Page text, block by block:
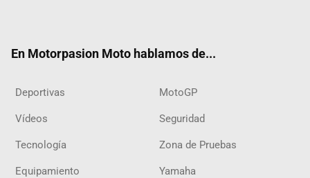
En Motorpasion Moto hablamos de...
Deportivas MotoGP
Vídeos Seguridad
Tecnología Zona de Pruebas
Equipamiento Yamaha